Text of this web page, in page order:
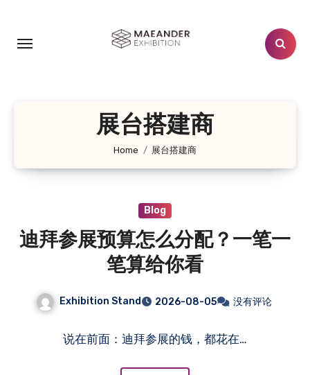
展台搭建商
Home 展台搭建商
Blog
迪拜参展预算怎么分配？一笔一
笔算给你看
Exhibition Stand 2026-08-05 没有评论
说在前面：迪拜参展的钱，都花在…